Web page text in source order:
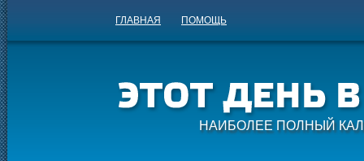
ГЛАВНАЯ ПОМОЩЬ
НАИБОЛЕЕ ПОЛНЫЙ